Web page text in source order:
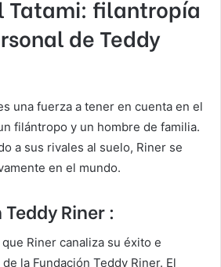
Tatami: filantropía
de Teddy
una fuerza a tener en cuenta en el
filántropo y un hombre de familia.
a sus rivales al suelo, Riner se
en el mundo.
Riner :
Riner canaliza su éxito e
la Fundación Teddy Riner. El